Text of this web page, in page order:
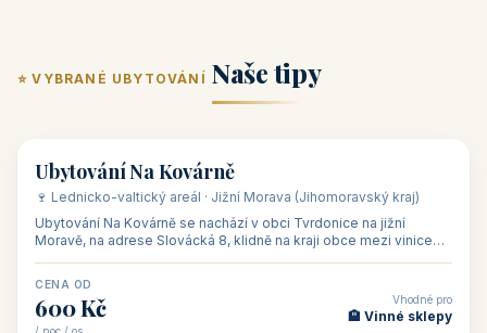
⭐ VYBRANÉ UBYTOVÁNÍ Naše tipy
🏡 penzion
Ubytování Na Kovárně
🍷 Lednicko-valtický areál · Jižní Morava (Jihomoravský kraj)
Ubytování Na Kovárně se nachází v obci Tvrdonice na jižní
Moravě, na adrese Slovácká 8, klidně na kraji obce mezi vinicemi,
CENA OD
600 Kč Vhodné pro
🏨 Vinné sklepy